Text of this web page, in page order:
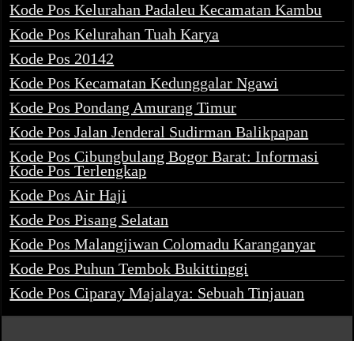
Kode Pos Kelurahan Padaleu Kecamatan Kambu
Kode Pos Kelurahan Tuah Karya
Kode Pos 20142
Kode Pos Kecamatan Kedunggalar Ngawi
Kode Pos Pondang Amurang Timur
Kode Pos Jalan Jenderal Sudirman Balikpapan
Kode Pos Cibungbulang Bogor Barat: Informasi
Kode Pos Terlengkap
Kode Pos Air Haji
Kode Pos Pisang Selatan
Kode Pos Malangjiwan Colomadu Karanganyar
Kode Pos Puhun Tembok Bukittinggi
Kode Pos Ciparay Majalaya: Sebuah Tinjauan